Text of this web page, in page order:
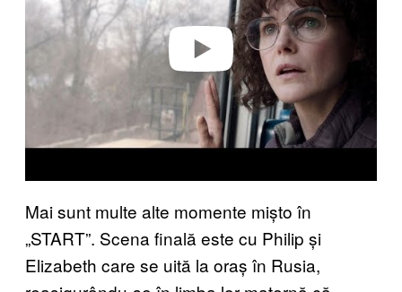
d
Mai sunt multe alte momente mișto în
„START”. Scena finală este cu Philip și
Elizabeth care se uită la oraș în Rusia,